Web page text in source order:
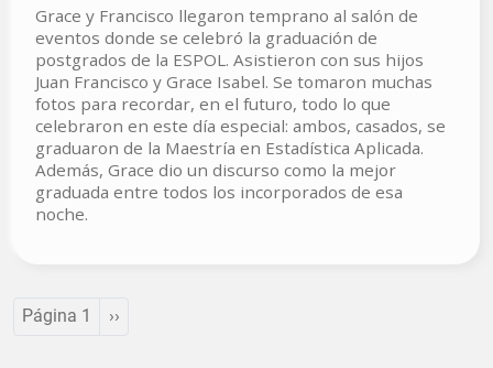
Grace y Francisco llegaron temprano al salón de
eventos donde se celebró la graduación de
postgrados de la ESPOL. Asistieron con sus hijos
Juan Francisco y Grace Isabel. Se tomaron muchas
fotos para recordar, en el futuro, todo lo que
celebraron en este día especial: ambos, casados, se
graduaron de la Maestría en Estadística Aplicada.
Además, Grace dio un discurso como la mejor
graduada entre todos los incorporados de esa
noche.
Paginación
Página 1 Siguiente página
››